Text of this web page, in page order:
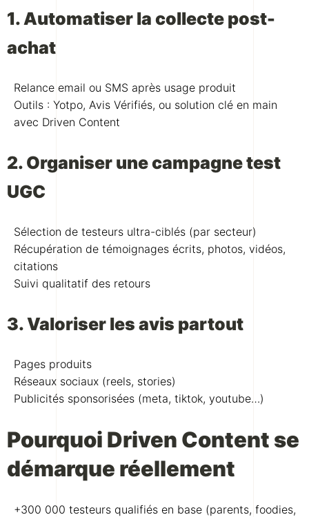
1. Automatiser la collecte post-
achat
Relance email ou SMS après usage produit
Outils : Yotpo, Avis Vérifiés, ou solution clé en main
avec Driven Content
2. Organiser une campagne test
UGC
Sélection de testeurs ultra-ciblés (par secteur)
Récupération de témoignages écrits, photos, vidéos,
citations
Suivi qualitatif des retours
3. Valoriser les avis partout
Pages produits
Réseaux sociaux (reels, stories)
Publicités sponsorisées (meta, tiktok, youtube…)
Pourquoi Driven Content se
démarque réellement
+300 000 testeurs qualifiés en base (parents, foodies,